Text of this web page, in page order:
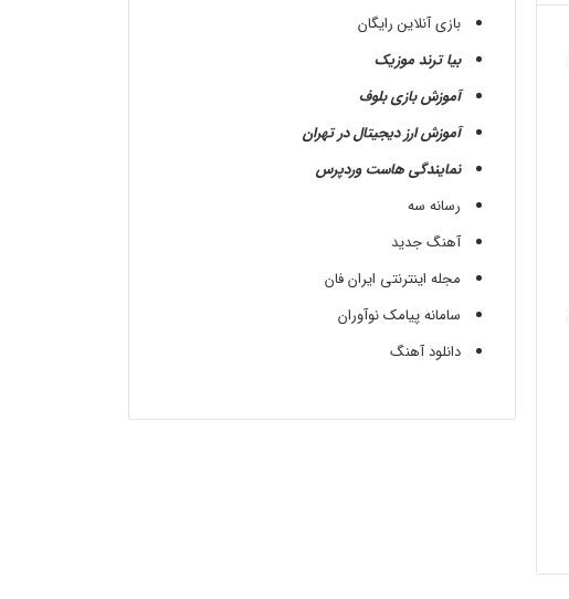
بازی آنلاین رایگان
بیا ترند موزیک
آموزش بازی بلوف
آموزش ارز دیجیتال در تهران
نمایندگی هاست وردپرس
رسانه سه
آهنگ جدید
مجله اینترنتی ایران فان
سامانه پیامک نوآوران
دانلود آهنگ